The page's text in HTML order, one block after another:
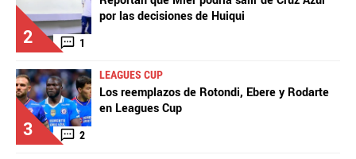
2 1
por las decisiones de Huiqui
3 2
LEAGUES CUP
Los reemplazos de Rotondi, Ebere y Rodarte
en Leagues Cup